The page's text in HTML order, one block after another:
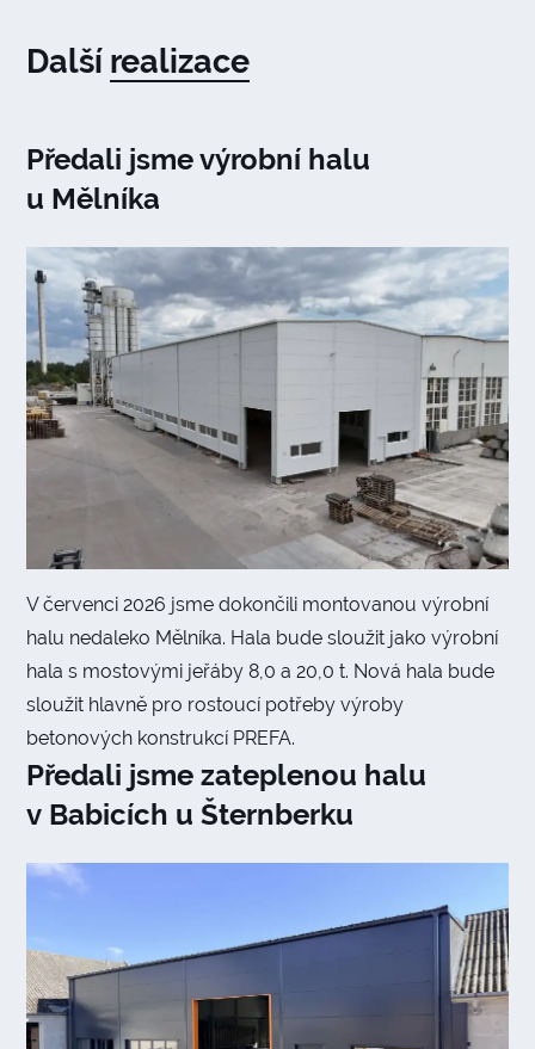
Další realizace
Předali jsme výrobní halu
u Mělníka
V červenci 2026 jsme dokončili montovanou výrobní
halu nedaleko Mělníka. Hala bude sloužit jako výrobní
hala s mostovými jeřáby 8,0 a 20,0 t. Nová hala bude
sloužit hlavně pro rostoucí potřeby výroby
betonových konstrukcí PREFA.
Předali jsme zateplenou halu
v Babicích u Šternberku